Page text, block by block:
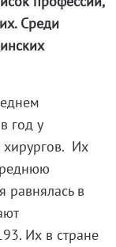
Среди
год у
хирургов. Их
равнялась в
Их в стране